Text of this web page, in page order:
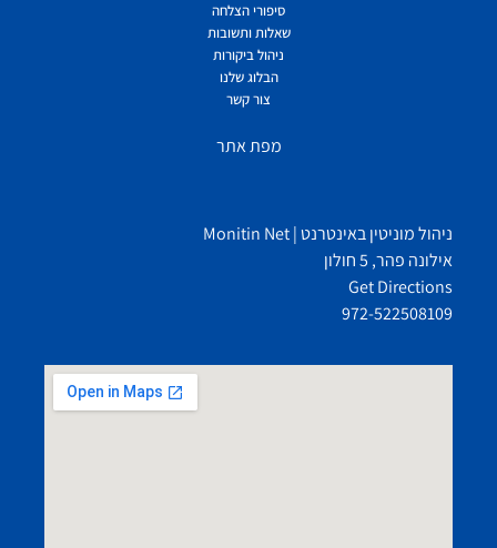
סיפורי הצלחה
שאלות ותשובות
ניהול ביקורות
הבלוג שלנו
צור קשר
מפת אתר
ניהול מוניטין באינטרנט | Monitin Net
אילונה פהר, 5 חולון
Get Directions
972-522508109